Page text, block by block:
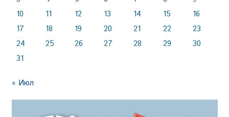
10
11 12 13 14 15
16
17
18 19 20 21 22
23
24
25 26 27 28 29
30
31
« Июл